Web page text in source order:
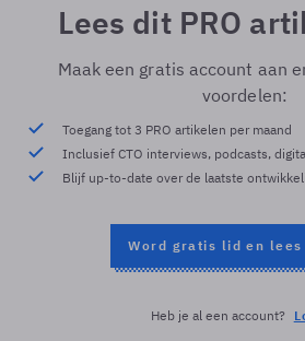
Lees dit PRO
Maak een gratis account aan
voordelen:
Toegang tot 3 PRO artikelen per maand
Inclusief CTO interviews, podcasts,
Blijf up-to-date over de laatste
Word gratis lid en lees
Heb je al een account?